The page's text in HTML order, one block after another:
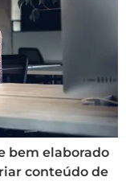
bem elaborado
conteúdo de